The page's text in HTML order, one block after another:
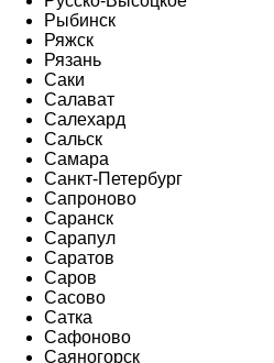
Рыбинск
Ряжск
Рязань
Саки
Салават
Салехард
Сальск
Самара
Санкт-Петербург
Сапроново
Саранск
Сарапул
Саратов
Саров
Сасово
Сатка
Сафоново
Саяногорск